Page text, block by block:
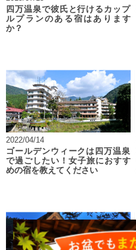
四万温泉で彼氏と行けるカップ
ルプランのある宿はあります
か？
2022/04/14
ゴールデンウィークは四万温泉
で過ごしたい！女子旅におすす
めの宿を教えてください